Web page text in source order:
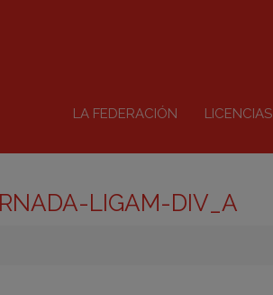
LA FEDERACIÓN LICENCIAS
LIGAM-DIV_A